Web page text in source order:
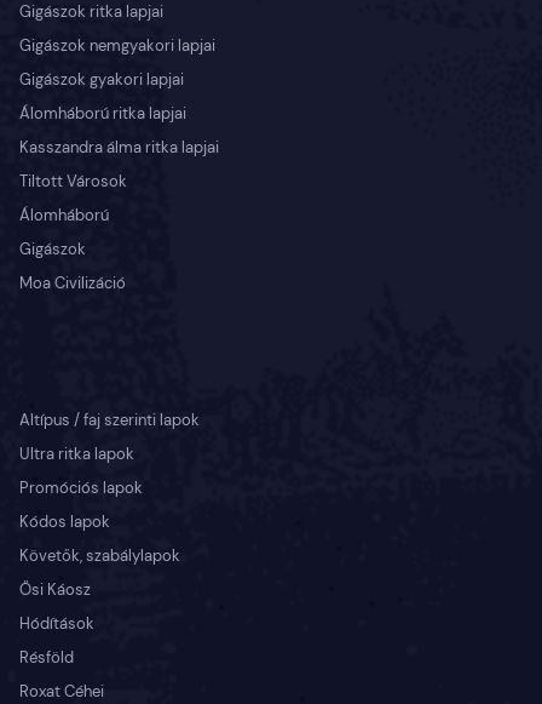
Gigászok ritka lapjai
Gigászok nemgyakori lapjai
Gigászok gyakori lapjai
Álomháború ritka lapjai
Kasszandra álma ritka lapjai
Tiltott Városok
Álomháború
Gigászok
Moa Civilizáció
Altípus / faj szerinti lapok
Ultra ritka lapok
Promóciós lapok
Kódos lapok
Követők, szabálylapok
Ősi Káosz
Hódítások
Résföld
Roxat Céhei